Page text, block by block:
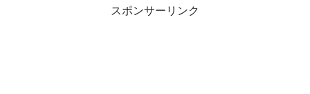
スポンサーリンク